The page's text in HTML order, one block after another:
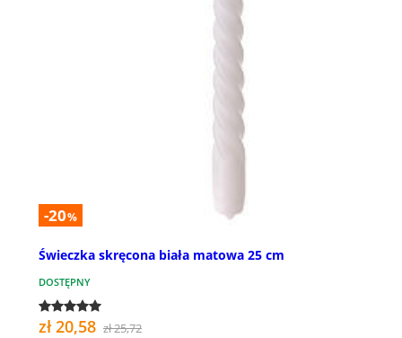
-20%
Świeczka skręcona biała matowa 25 cm
DOSTĘPNY
zł 20,58 zł 25,72